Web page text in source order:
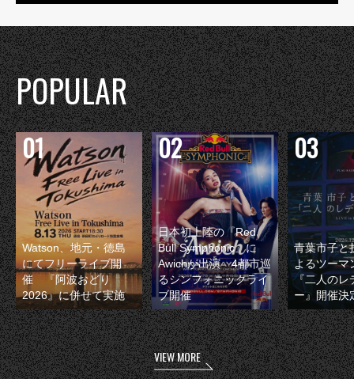
POPULAR
Watson、地元・徳島
にてフリーライブ開
催 『阿波おどり
2026』に併せて実施
日本初上陸の『Red
Bull Symphonic』に
Awichが出演 4都市巡
るシンフォニックライ
ブ開催
青葉市子と
よるツーマ
『二人のレ
ー』開催決
VIEW MORE